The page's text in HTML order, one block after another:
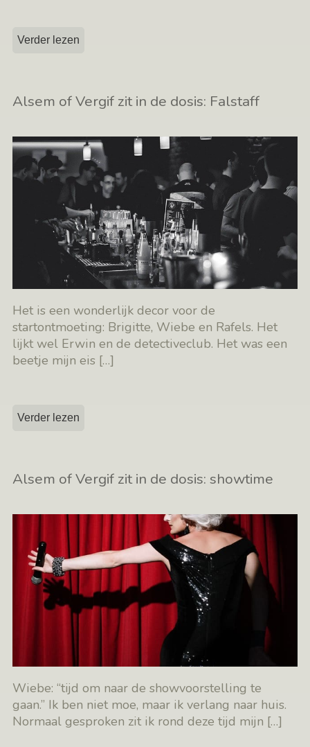
Verder lezen
Alsem of Vergif zit in de dosis: Falstaff
Het is een wonderlijk decor voor de
startontmoeting: Brigitte, Wiebe en Rafels. Het
lijkt wel Erwin en de detectiveclub. Het was een
beetje mijn eis […]
Verder lezen
Alsem of Vergif zit in de dosis: showtime
Wiebe: “tijd om naar de showvoorstelling te
gaan.” Ik ben niet moe, maar ik verlang naar huis.
Normaal gesproken zit ik rond deze tijd mijn […]